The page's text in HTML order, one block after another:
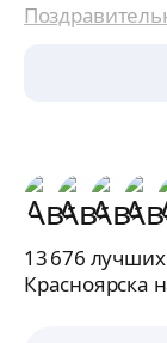
13 676
Красноярска